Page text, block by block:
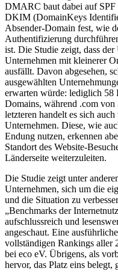
DMARC baut dabei auf
DKIM (DomainKeys
Absender-Domain fest, wie
Authentifizierung
ist. Die Studie zeigt, dass
Unternehmen mit kleinerer
ausfällt. Davon abgesehen,
ausgewählten
erwarten würde: lediglich 58
Domains, während .com
letzteren handelt es sich
Unternehmen. Diese, wie
Endung nutzen, erkennen
Standort des Website-
Länderseite weiterzuleiten.
Die Studie zeigt unter
Unternehmen, sich um die
und die Situation zu
„Benchmarks der
aufschlussreich und
angeschaut. Eine
vollständigen Rankings aller
bei eco eV. Übrigens, als
hervor, das Platz eins